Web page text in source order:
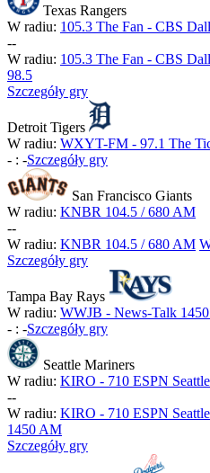
Texas Rangers
W radiu: 105.3 The Fan - CBS
--
W radiu: 105.3 The Fan - CBS
98.5
Szczegóły gry
Detroit Tigers
W radiu: WXYT-FM - 97.1 The
- : -Szczegóły gry
San Francisco Giants
W radiu: KNBR 104.5 / 680 AM
--
W radiu: KNBR 104.5 / 680 AM
Szczegóły gry
Tampa Bay Rays
W radiu: WWJB - News-Talk
- : -Szczegóły gry
Seattle Mariners
W radiu: KIRO - 710 ESPN
--
W radiu: KIRO - 710 ESPN
1450 AM
Szczegóły gry